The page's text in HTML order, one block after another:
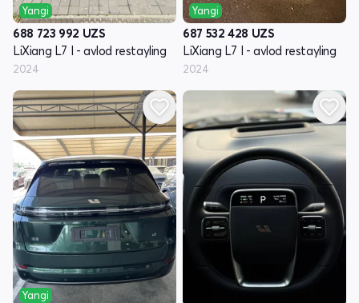
Yangi
688 723 992 UZS
LiXiang L7 I - avlod restayling
2024
Yangi
687 532 428 UZS
LiXiang L7 I - avlod restayling
2024
Yangi